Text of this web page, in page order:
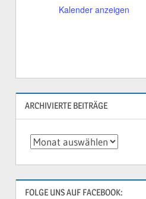
g
Kalender anzeigen
ARCHIVIERTE BEITRÄGE
Archivierte
FOLGE UNS AUF FACEBOOK: